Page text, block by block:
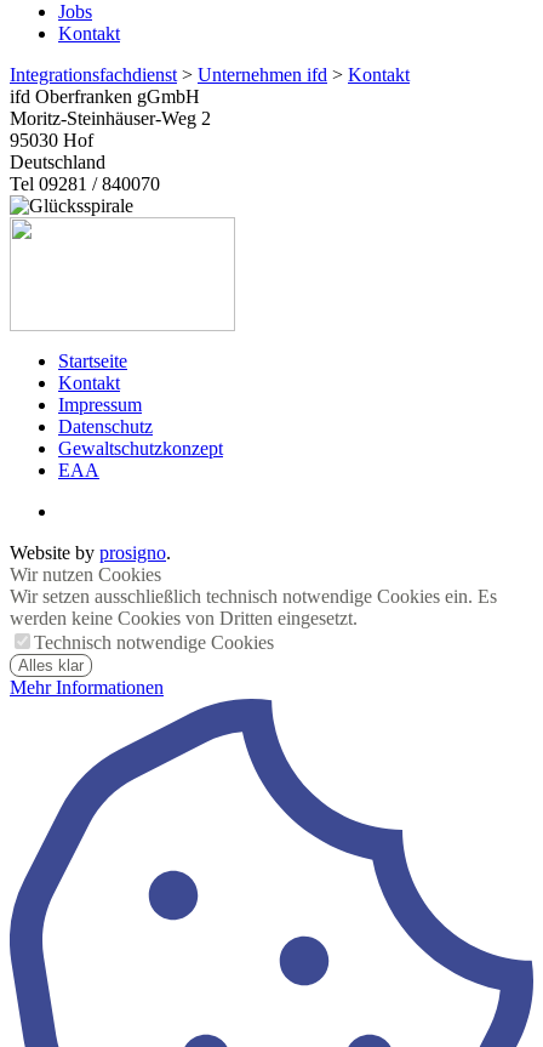
Jobs
Kontakt
Integrationsfachdienst > Unternehmen ifd > Kontakt
ifd Oberfranken gGmbH
Moritz-Steinhäuser-Weg 2
95030 Hof
Deutschland
Tel 09281 / 840070
Startseite
Kontakt
Impressum
Datenschutz
Gewaltschutzkonzept
EAA
Website by prosigno.
Wir nutzen Cookies
Wir setzen ausschließlich technisch notwendige Cookies ein. Es
werden keine Cookies von Dritten eingesetzt.
Technisch notwendige Cookies
Alles klar
Mehr Informationen